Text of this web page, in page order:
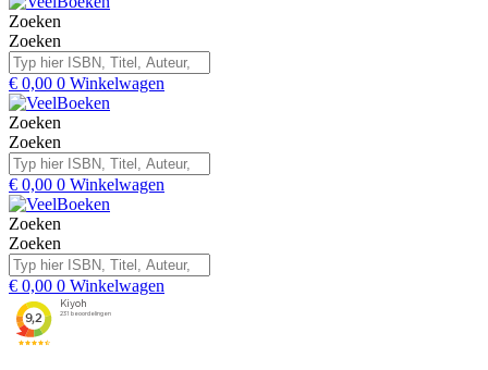
Zoeken
Zoeken
€ 0,00 0 Winkelwagen
Zoeken
Zoeken
€ 0,00 0 Winkelwagen
Zoeken
Zoeken
€ 0,00 0 Winkelwagen